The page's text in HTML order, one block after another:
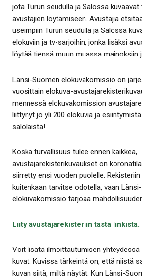
jota Turun seudulla ja Salossa
avustajien löytämiseen. Avustajia
useimpiin Turun seudulla ja Salossa
elokuviin ja tv-sarjoihin, jonka lisäksi
löytää tiensä muun muassa mainoksiin
Länsi-Suomen elokuvakomissio on
vuosittain elokuva-
mennessä elokuvakomission
liittynyt jo yli 200 elokuvia ja
salolaista!
Koska turvallisuus tulee ennen kaikkea,
avustajarekisterikuvaukset on
siirretty ensi vuoden puolelle.
kuitenkaan tarvitse odotella, vaan
elokuvakomissio tarjoaa
Liity avustajarekisteriin tästä linkistä.
Voit lisätä ilmoittautumisen
kuvat. Kuvissa tärkeintä on, että niistä
kuvan siitä, miltä näytät. Kun Länsi-